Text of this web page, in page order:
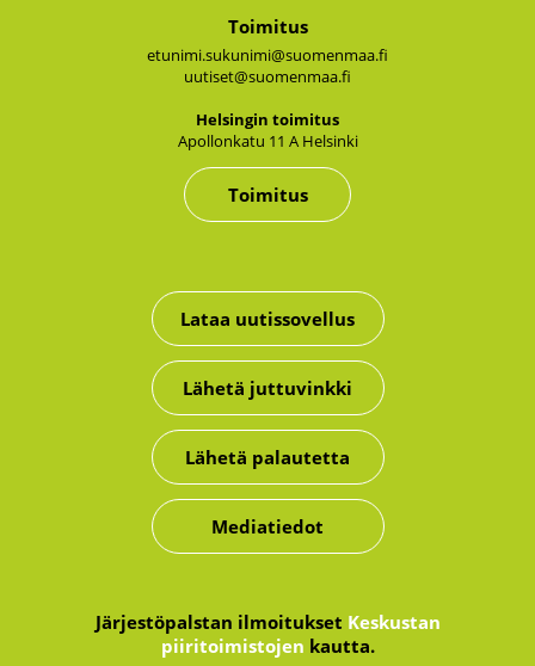
Toimitus
etunimi.sukunimi@suomenmaa.fi
uutiset@suomenmaa.fi
Hel­sin­gin toi­mi­tus
Apol­lon­ka­tu 11 A Hel­sin­ki
Toimitus
Lataa uutissovellus
Lähetä juttuvinkki
Lähetä palautetta
Mediatiedot
Järjestöpalstan ilmoitukset Keskustan
piiritoimistojen kautta.